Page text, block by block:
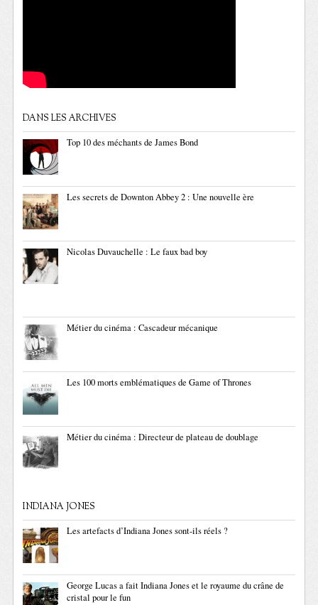
DANS LES ARCHIVES
Top 10 des méchants de James Bond
Les secrets de Downton Abbey 2 : Une nouvelle ère
Nicolas Duvauchelle : Le faux bad boy
Métier du cinéma : Cascadeur mécanique
Les 100 morts emblématiques de Game of Thrones
Métier du cinéma : Directeur de plateau de doublage
INDIANA JONES
Les artefacts d’Indiana Jones sont-ils réels ?
George Lucas a fait Indiana Jones et le royaume du crâne de
cristal pour le fun